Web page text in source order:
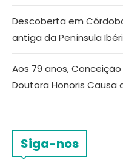
Descoberta em
antiga da Península
Aos 79 anos,
Doutora Honoris Causa
Siga-nos